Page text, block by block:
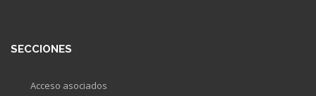
SECCIONES
Acceso asociados